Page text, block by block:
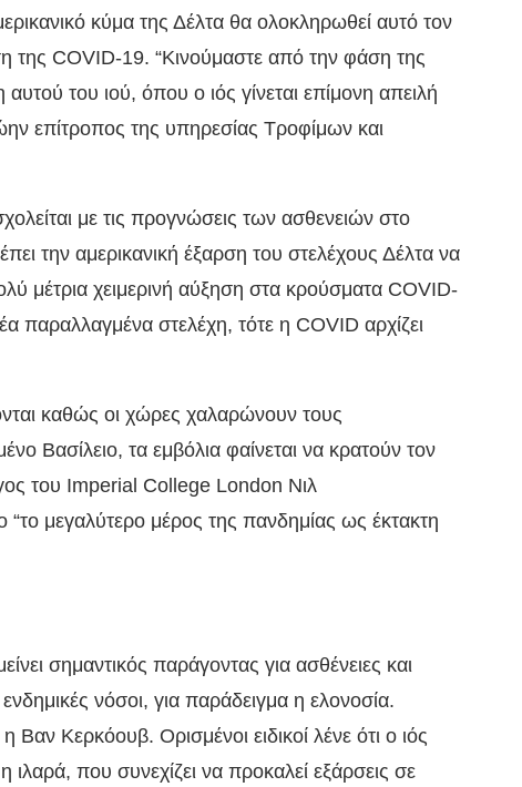
κύμα της Δέλτα θα ολοκληρωθεί αυτό τον
της COVID-19. “Κινούμαστε από την φάση της
του ιού, όπου ο ιός γίνεται επίμονη απειλή
επίτροπος της υπηρεσίας Τροφίμων και
με τις προγνώσεις των ασθενειών στο
την αμερικανική έξαρση του στελέχους Δέλτα να
μέτρια χειμερινή αύξηση στα κρούσματα COVID-
παραλλαγμένα στελέχη, τότε η COVID αρχίζει
καθώς οι χώρες χαλαρώνουν τους
Βασίλειο, τα εμβόλια φαίνεται να κρατούν τον
του Imperial College London Νιλ
“το μεγαλύτερο μέρος της πανδημίας ως έκτακτη
σημαντικός παράγοντας για ασθένειες και
νόσοι, για παράδειγμα η ελονοσία.
Κερκόουβ. Ορισμένοι ειδικοί λένε ότι ο ιός
που συνεχίζει να προκαλεί εξάρσεις σε